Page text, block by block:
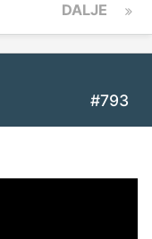
DALJE
#793